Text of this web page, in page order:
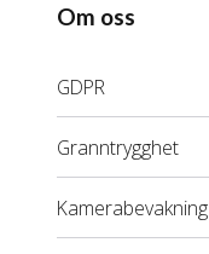
Om oss
GDPR
Granntrygghet
Kamerabevakning